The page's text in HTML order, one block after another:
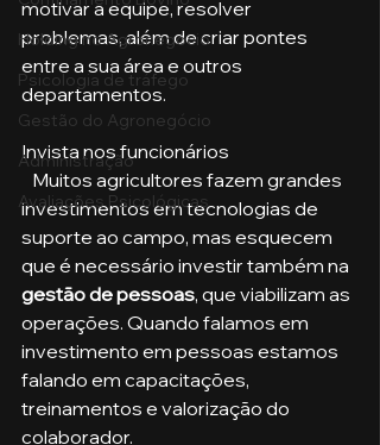
Holding no Agronegócio
Psicologia de tráfego
Gestão do Agronegócio
Administração
Avaliações Psicológicas
motivar a equipe, resolver
problemas, além de criar pontes
entre a sua área e outros
departamentos.
Invista nos funcionários
investimentos em tecnologias de
suporte ao campo, mas esquecem
que é necessário investir também na
gestão de pessoas, que viabilizam as
operações. Quando falamos em
investimento em pessoas estamos
falando em capacitações,
treinamentos e valorização do
colaborador.